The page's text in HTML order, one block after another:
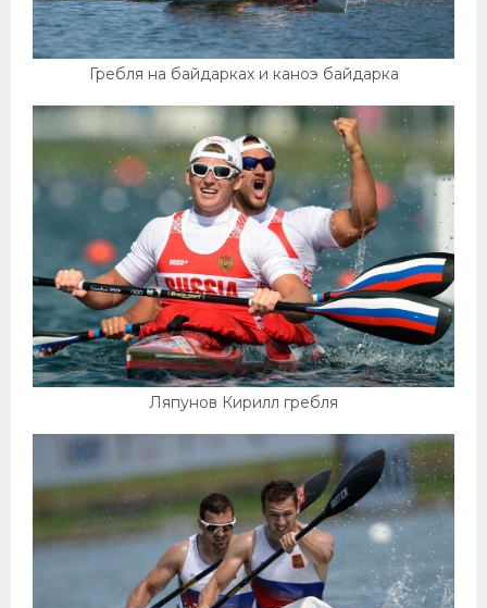
Гребля на байдарках и каноэ байдарка
Ляпунов Кирилл гребля